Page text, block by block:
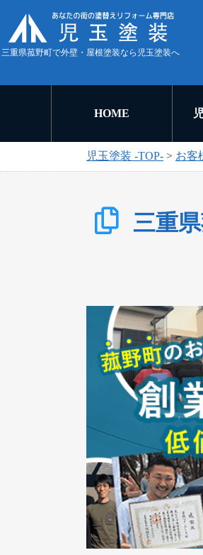
三重県菰野町で外壁・屋根塗装なら児玉塗装へ
HOME
児玉塗装 -TOP- > お客
三重